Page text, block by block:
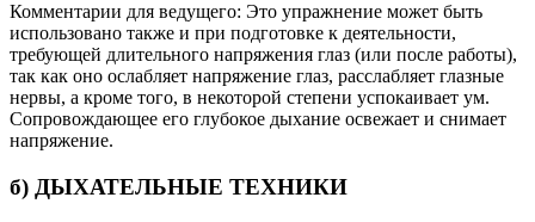
Комментарии для ведущего: Это упражнение может быть
использовано также и при подготовке к деятельности,
требующей длительного напряжения глаз (или после работы),
так как оно ослабляет напря­жение глаз, расслабляет глазные
нервы, а кроме того, в неко­торой степени успокаивает ум.
Сопровождающее его глубокое дыхание освежает и снимает
напряжение.
б) ДЫХАТЕЛЬНЫЕ ТЕХНИКИ